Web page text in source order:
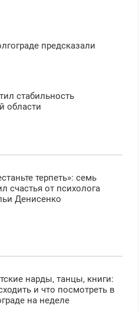
предсказали
стабильность
области
терпеть»: семь
счастья от психолога
Денисенко
нарды, танцы, книги:
и что посмотреть в
на неделе